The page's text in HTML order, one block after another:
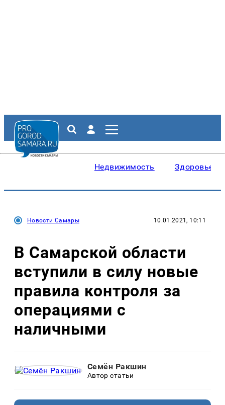
Недвижимость Здоровье
Новости Самары 10.01.2021, 10:11
В Самарской области
вступили в силу новые
правила контроля за
операциями с
наличными
Семён Ракшин
Автор статьи